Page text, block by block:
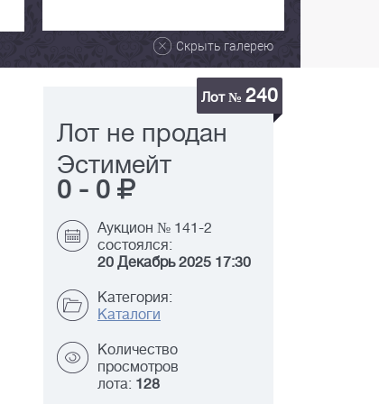
Скрыть галерею
Лот № 240
Лот не продан
Эстимейт
0 - 0
Аукцион № 141-2
состоялся:
20 Декабрь 2025 17:30
Категория:
Каталоги
Количество
просмотров
лота: 128